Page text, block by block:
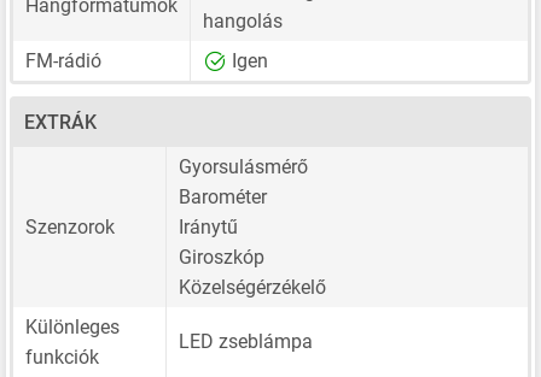
Hangformátumok
hangolás
FM-rádió
Igen
EXTRÁK
Szenzorok
Gyorsulásmérő
Barométer
Iránytű
Giroszkóp
Közelségérzékelő
Különleges
funkciók
LED zseblámpa